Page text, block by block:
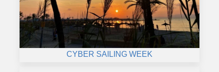
CYBER SAILING WEEK